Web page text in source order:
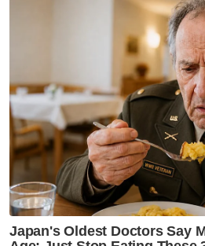
tertentu. Siaran langsung
mengembalikan
terhadap usaha
ujarnya.
Menurut Bibi Sunita,
akan membolehkan rakyat
bahasa badan,
pihak terlibat.
Jelasnya, hakim,
serta saksi akan